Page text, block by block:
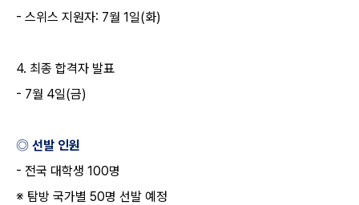
- 스위스 지원자: 7월 1일(화)
4. 최종 합격자 발표
- 7월 4일(금)
◎ 선발 인원
- 전국 대학생 100명
※ 탐방 국가별 50명 선발 예정